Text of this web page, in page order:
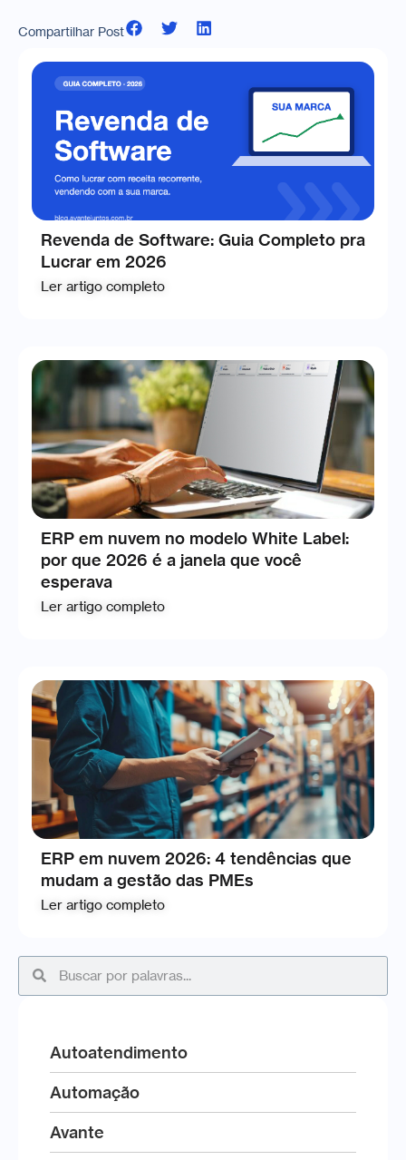
Compartilhar Post
Revenda de Software: Guia Completo pra
Lucrar em 2026
Ler artigo completo
ERP em nuvem no modelo White Label:
por que 2026 é a janela que você
esperava
Ler artigo completo
ERP em nuvem 2026: 4 tendências que
mudam a gestão das PMEs
Ler artigo completo
Autoatendimento
Automação
Avante